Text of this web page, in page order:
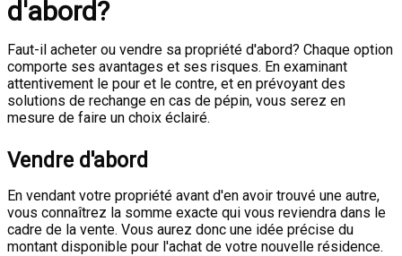
d'abord?
Faut-il acheter ou vendre sa propriété d'abord? Chaque option
comporte ses avantages et ses risques. En examinant
attentivement le pour et le contre, et en prévoyant des
solutions de rechange en cas de pépin, vous serez en
mesure de faire un choix éclairé.
Vendre d'abord
En vendant votre propriété avant d'en avoir trouvé une autre,
vous connaîtrez la somme exacte qui vous reviendra dans le
cadre de la vente. Vous aurez donc une idée précise du
montant disponible pour l'achat de votre nouvelle résidence.